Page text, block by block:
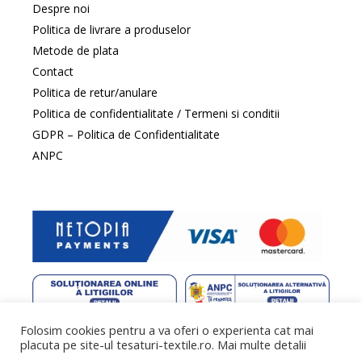
Despre noi
Politica de livrare a produselor
Metode de plata
Contact
Politica de retur/anulare
Politica de confidentialitate / Termeni si conditii
GDPR – Politica de Confidentialitate
ANPC
web design by DowMedia |gazduire webby SpeedHost
Folosim cookies pentru a va oferi o experienta cat mai
placuta pe site-ul tesaturi-textile.ro. Mai multe detalii